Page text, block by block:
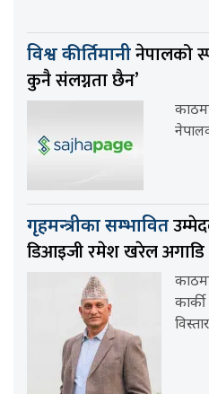
विश्व कीर्तिमानीनेपालको
कुनै संलग्नता छैन’
गृहमन्त्रीका सम्भावित
डिआइजी रमेश खरेल अगाडि